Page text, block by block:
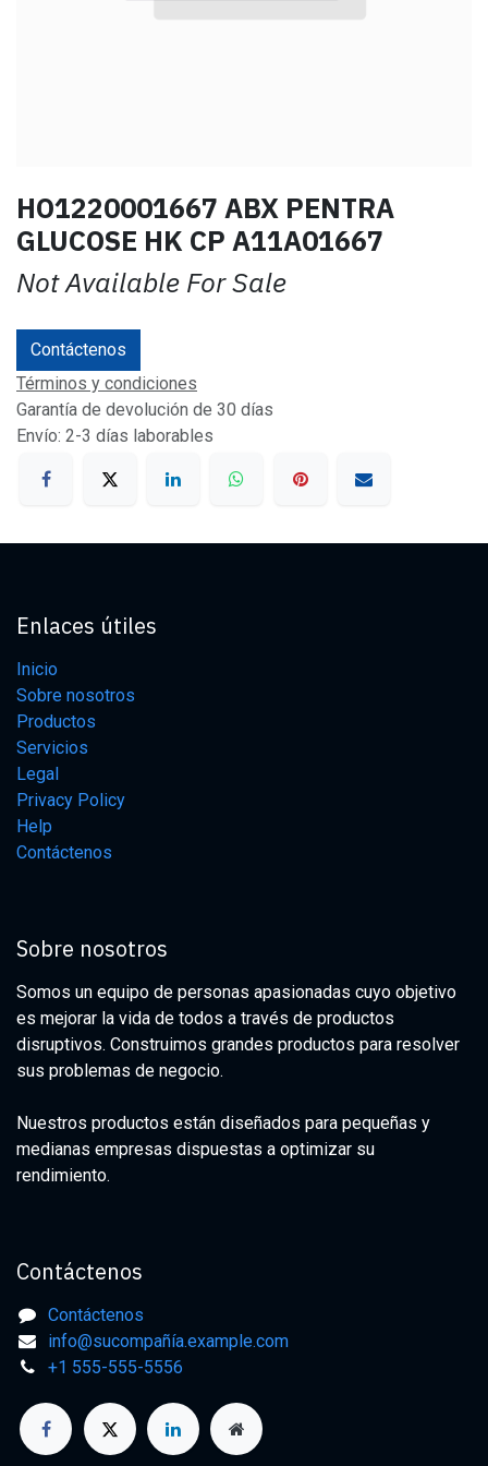
HO1220001667 ABX PENTRA
GLUCOSE HK CP A11A01667
Not Available For Sale
Contáctenos
Términos y condiciones
Garantía de devolución de 30 días
Envío: 2-3 días laborables
Enlaces útiles
Inicio
Sobre nosotros
Productos
Servicios
Legal
Privacy Policy
Help
Contáctenos
Sobre nosotros
Somos un equipo de personas apasionadas cuyo objetivo
es mejorar la vida de todos a través de productos
disruptivos. Construimos grandes productos para resolver
sus problemas de negocio.
Nuestros productos están diseñados para pequeñas y
medianas empresas dispuestas a optimizar su
rendimiento.
Contáctenos
Contáctenos
info@sucompañía.example.com
+1 555-555-5556